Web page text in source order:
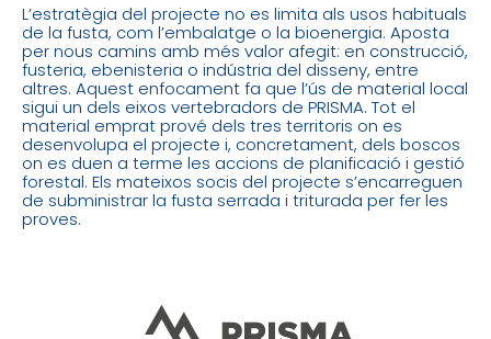
L’estratègia del projecte no es limita als usos habituals
de la fusta, com l’embalatge o la bioenergia. Aposta
per nous camins amb més valor afegit: en construcció,
fusteria, ebenisteria o indústria del disseny, entre
altres. Aquest enfocament fa que l’ús de material local
sigui un dels eixos vertebradors de PRISMA. Tot el
material emprat prové dels tres territoris on es
desenvolupa el projecte i, concretament, dels boscos
on es duen a terme les accions de planificació i gestió
forestal. Els mateixos socis del projecte s’encarreguen
de subministrar la fusta serrada i triturada per fer les
proves.